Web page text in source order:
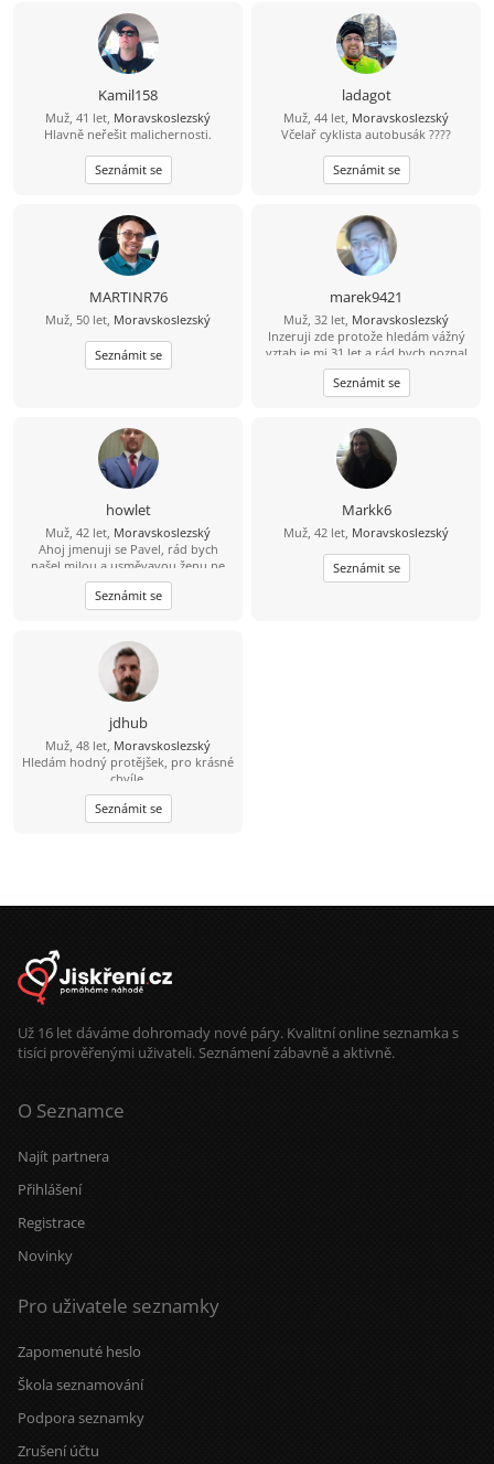
horách :). Hledám životní
partnerku.Umíš ocenit muže, co umí
uvařit i něco jiného než čaj a
instantní polévku? ????“
Kamil158
Muž, 41 let, Moravskoslezský
Hlavně neřešit malichernosti.
Seznámit se
ladagot
Muž, 44 let, Moravskoslezský
Včelař cyklista autobusák ????
Seznámit se
MARTINR76
Muž, 50 let, Moravskoslezský
Seznámit se
marek9421
Muž, 32 let, Moravskoslezský
Inzeruji zde protože hledám vážný
vztah je mi 31 let a rád bych poznal
tu pravou. Abych byl řekl pravdu
mám epilepsii od 15 let takže bydlím
s mamkou v Havířově nemějte mi to
myslí vážně. Jinak mezi mé koníčky
patří čtení mangy a anime občas
pečení (hlavně sladkého) Pokud jsi
člověk s kterým se dá sednout
normálně se sním bavit smát a
budovat vztah budu rád za tvou
odpověď.
Seznámit se
howlet
Muž, 42 let, Moravskoslezský
Ahoj jmenuji se Pavel, rád bych
našel milou a usměvavou ženu ne
jen na pokec ale pokud možno i na
vážný vztah mezi 26 a 49 lety, pokud
budeš chtít ozvi se, budu moc rád
Seznámit se
Markk6
Muž, 42 let, Moravskoslezský
Seznámit se
jdhub
Muž, 48 let, Moravskoslezský
Hledám hodný protějšek, pro krásné
chvíle.
Seznámit se
Už 16 let dáváme dohromady nové páry. Kvalitní online seznamka s
tisíci prověřenými uživateli. Seznámení zábavně a aktivně.
O Seznamce
Najít partnera
Přihlášení
Registrace
Novinky
Pro uživatele seznamky
Zapomenuté heslo
Škola seznamování
Podpora seznamky
Zrušení účtu